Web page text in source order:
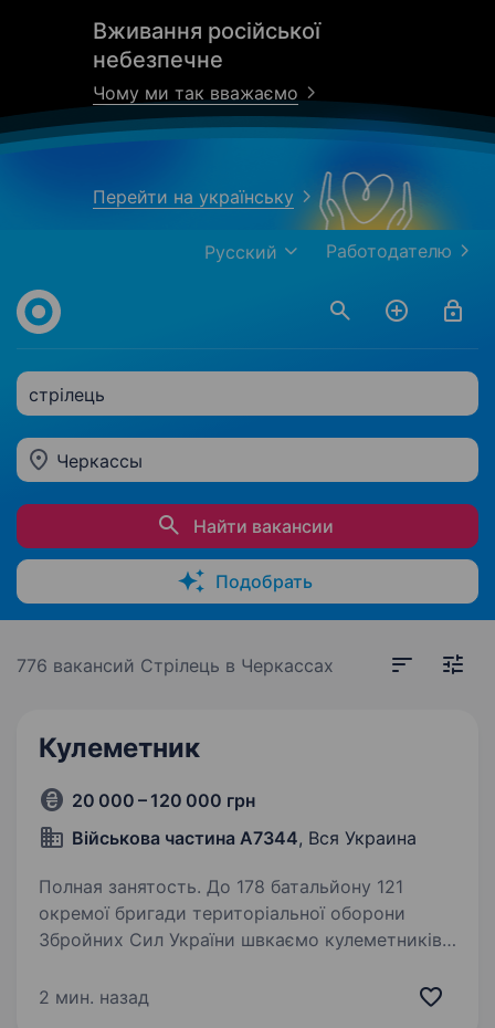
Вживання російської
небезпечне
Чому ми так вважаємо
Перейти на українську
Работодателю
Русский
стрілець
Черкассы
Найти вакансии
Подобрать
776 вакансий Стрілець в Черкассах
Кулеметник
20 000 – 120 000 грн
Військова частина А7344, Вся Украина
Полная занятость. До 178 батальйону 121
окремої бригади територіальної оборони
Збройних Сил України швкаємо кулеметників.
територіальної оборони входить до складу
2 мин. назад